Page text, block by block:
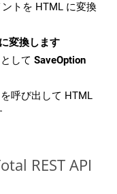
トを HTML に変換
変換します
して SaveOption
を呼び出して HTML
REST API